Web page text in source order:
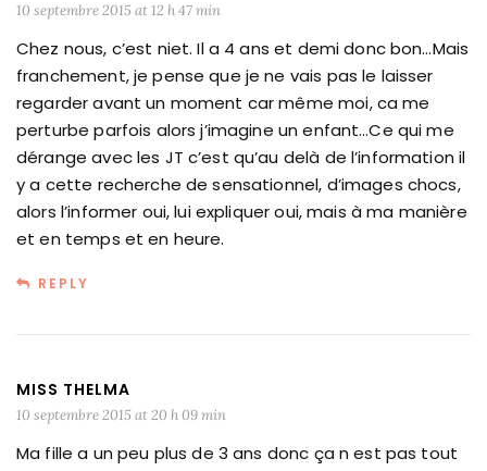
10 septembre 2015 at 12 h 47 min
Chez nous, c’est niet. Il a 4 ans et demi donc bon…Mais
franchement, je pense que je ne vais pas le laisser
regarder avant un moment car même moi, ca me
perturbe parfois alors j’imagine un enfant…Ce qui me
dérange avec les JT c’est qu’au delà de l’information il
y a cette recherche de sensationnel, d’images chocs,
alors l’informer oui, lui expliquer oui, mais à ma manière
et en temps et en heure.
REPLY
MISS THELMA
10 septembre 2015 at 20 h 09 min
Ma fille a un peu plus de 3 ans donc ça n est pas tout